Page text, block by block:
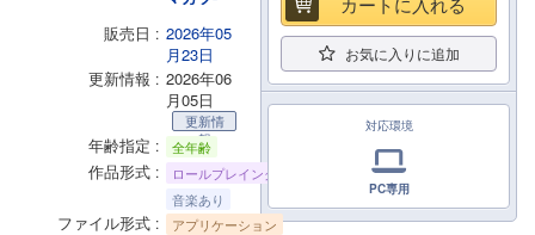
販売日
2026年05
月23日
更新情報
2026年06
月05日
更新情
報
年齢指定 全年齢
作品形式
ロールプレイング
音楽あり
ファイル形式 アプリケーション
お気に入りに追加
対応環境
PC専用